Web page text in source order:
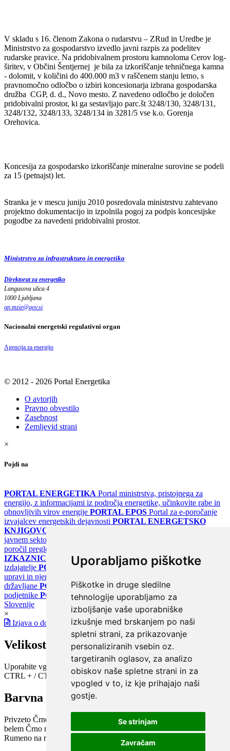
Uporabljamo piškotke
Piškotke in druge sledilne
tehnologije uporabljamo za
izboljšanje vaše uporabniške
izkušnje med brskanjem po naši
spletni strani, za prikazovanje
personaliziranih vsebin oz.
targetiranih oglasov, za analizo
obiskov naše spletne strani in za
vpogled v to, iz kje prihajajo naši
gostje.
Se strinjam
Zavračam
V skladu s 16. členom Zakona o rudarstvu – ZRud in Uredbe je
Ministrstvo za gospodarstvo izvedlo javni razpis za podelitev
rudarske pravice. Na pridobivalnem prostoru kamnoloma Cerov log-
širitev, v Občini Šentjernej je bila za izkoriščanje tehničnega kamna
- dolomit, v količini do 400.000 m3 v raščenem stanju letno, s
pravnomočno odločbo o izbiri koncesionarja izbrana gospodarska
družba CGP, d. d., Novo mesto. Z navedeno odločbo je določen
pridobivalni prostor, ki ga sestavljajo parc.št 3248/130, 3248/131,
3248/132, 3248/133, 3248/134 in 3281/5 vse k.o. Gorenja
Orehovica.
Koncesija za gospodarsko izkoriščanje mineralne surovine se podeli
za 15 (petnajst) let.
Stranka je v mescu juniju 2010 posredovala ministrstvu zahtevano
projektno dokumentacijo in izpolnila pogoj za podpis koncesijske
pogodbe za navedeni pridobivalni prostor.
Ministrstvo za infrastrukturo in energetiko
Direktorat za energetiko
Langusova ulica 4
1000 Ljubljana
gp.mzie@gov.si
Nacionalni energetski regulativni organ
Agencija za energijo
© 2012 - 2026 Portal Energetika
O avtorjih
Pravno obvestilo
Zasebnost
Zemljevid strani
×
Pojdi na
PORTAL ENERGETIKA Portal ministrstva, pristojnega za
energijo, z informacijami iz področja energetike, učinkovite rabe in
obnovljivih virov energije PORTAL EPOS Portal za e-poročanje
izvajalcev energetskih dejavnosti PORTAL ENERGETSKO
KNJIGOVODSTVO
javnem sektorju
poročil pregledov klimatskih sistemov
IZKAZNICE
Register energetskih izkaznic - za izdelovalce in
izdajatelje PORTAL GOV.SI Osrednje spletno mesto o državni
upravi in njenih storitvah
državljane PORTAL SPOT Državni portal za podjetja in
podjetnike PORTAL OPSI Državni portal odprtih podatkov
Slovenije
×
Izjava o dostopnosti
Velikost pisave
Uporabite vgrajeno funkcijo brskalnika
CTRL + / CTRL -
Barvna shema
Privzeto Črno na belem Belo na črnem Črno na bež
belem Črno na zelenem
Modro na rumenem
Rumeno na modrem
Turkizno na črnem Črno na vijoličnem